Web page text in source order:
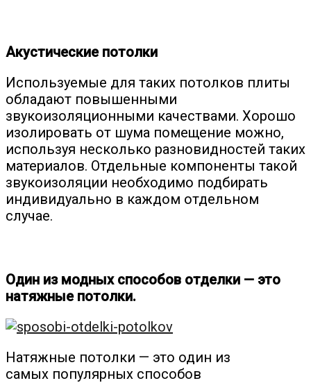
Акустические потолки
Используемые для таких потолков плиты
обладают повышенными
звукоизоляционными качествами. Хорошо
изолировать от шума помещение можно,
используя несколько разновидностей таких
материалов. Отдельные компоненты такой
звукоизоляции необходимо подбирать
индивидуально в каждом отдельном
случае.
Один из модных способов отделки — это
натяжные потолки.
Натяжные потолки — это один из
самых популярных способов